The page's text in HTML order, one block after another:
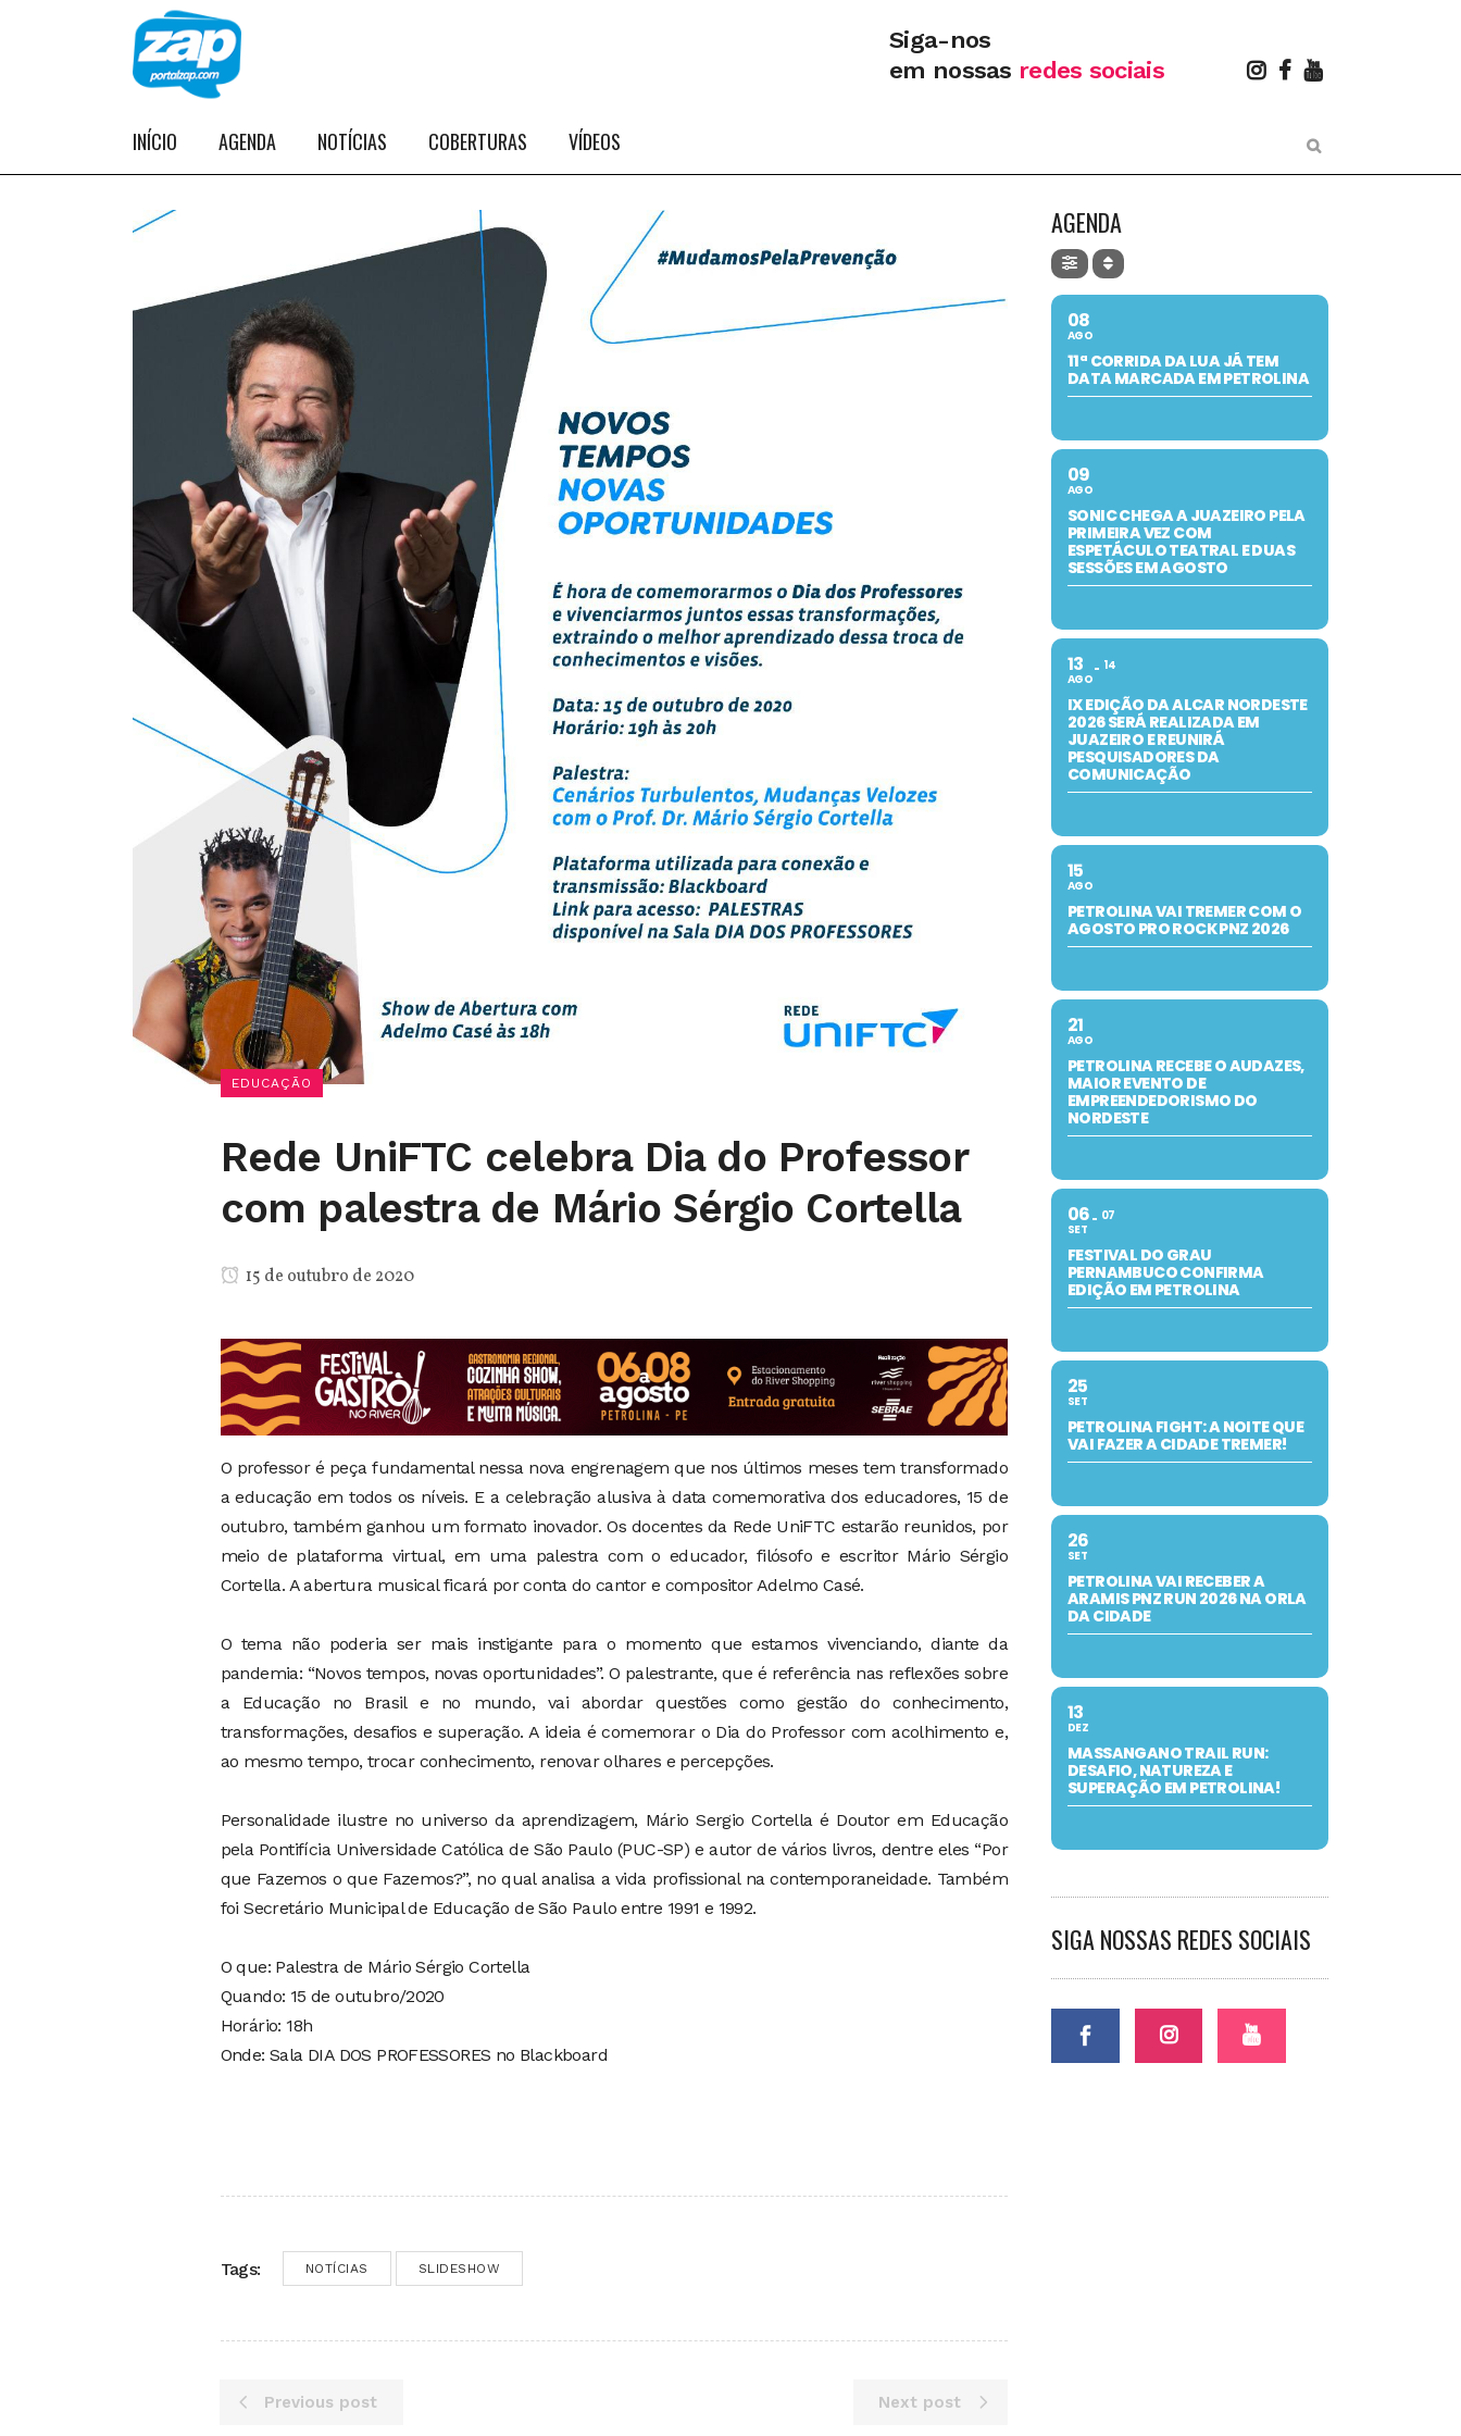
Siga-nos
em nossas redes sociais
INÍCIO AGENDA NOTÍCIAS COBERTURAS VÍDEOS
EDUCAÇÃO
Rede UniFTC celebra Dia do Professor
com palestra de Mário Sérgio Cortella
15 de outubro de 2020
O professor é peça fundamental nessa nova engrenagem que nos últimos meses tem transformado
a educação em todos os níveis. E a celebração alusiva à data comemorativa dos educadores, 15 de
outubro, também ganhou um formato inovador. Os docentes da Rede UniFTC estarão reunidos, por
meio de plataforma virtual, em uma palestra com o educador, filósofo e escritor Mário Sérgio
Cortella. A abertura musical ficará por conta do cantor e compositor Adelmo Casé.
O tema não poderia ser mais instigante para o momento que estamos vivenciando, diante da
pandemia: “Novos tempos, novas oportunidades”. O palestrante, que é referência nas reflexões sobre
a Educação no Brasil e no mundo, vai abordar questões como gestão do conhecimento,
transformações, desafios e superação. A ideia é comemorar o Dia do Professor com acolhimento e,
ao mesmo tempo, trocar conhecimento, renovar olhares e percepções.
Personalidade ilustre no universo da aprendizagem, Mário Sergio Cortella é Doutor em Educação
pela Pontifícia Universidade Católica de São Paulo (PUC-SP) e autor de vários livros, dentre eles “Por
que Fazemos o que Fazemos?”, no qual analisa a vida profissional na contemporaneidade. Também
foi Secretário Municipal de Educação de São Paulo entre 1991 e 1992.
O que: Palestra de Mário Sérgio Cortella
Quando: 15 de outubro/2020
Horário: 18h
Onde: Sala DIA DOS PROFESSORES no Blackboard
Tags: NOTÍCIAS SLIDESHOW
Previous post Next post
AGENDA
08
AGO
11ª CORRIDA DA LUA JÁ TEM
DATA MARCADA EM PETROLINA
09
AGO
SONIC CHEGA A JUAZEIRO PELA
PRIMEIRA VEZ COM
ESPETÁCULO TEATRAL E DUAS
SESSÕES EM AGOSTO
13
AGO
14
IX EDIÇÃO DA ALCAR NORDESTE
2026 SERÁ REALIZADA EM
JUAZEIRO E REUNIRÁ
PESQUISADORES DA
COMUNICAÇÃO
15
AGO
PETROLINA VAI TREMER COM O
AGOSTO PRO ROCK PNZ 2026
21
AGO
PETROLINA RECEBE O AUDAZES,
MAIOR EVENTO DE
EMPREENDEDORISMO DO
NORDESTE
06
SET
07
FESTIVAL DO GRAU
PERNAMBUCO CONFIRMA
EDIÇÃO EM PETROLINA
25
SET
PETROLINA FIGHT: A NOITE QUE
VAI FAZER A CIDADE TREMER!
26
SET
PETROLINA VAI RECEBER A
ARAMIS PNZ RUN 2026 NA ORLA
DA CIDADE
13
DEZ
MASSANGANO TRAIL RUN:
DESAFIO, NATUREZA E
SUPERAÇÃO EM PETROLINA!
SIGA NOSSAS REDES SOCIAIS